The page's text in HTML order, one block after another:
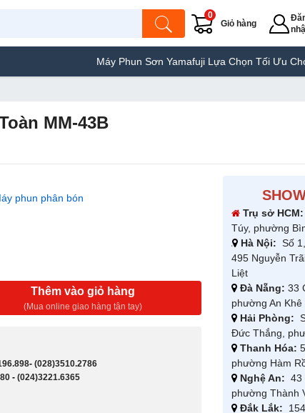
Giỏ hàng
0
Máy Phun Sơn Yamafuji Lựa Chọn Tối Ưu Cho Mọi Công
MM-43B
phun phân bón
Thêm vào giỏ hàng
(Mua online giao hàng tận tay)
-(028)3510.2786
-(024)3221.6365
Trụ sở HCM:
Túy, phường
Hà Nội: Số
495 Nguyễn
Liệt
Đà Nẵng: 33
phường An Khê
Hải Phòng:
Đức Thắng,
Thanh Hóa:
phường Hàm
Nghệ An: 43
phường Thành
Đắk Lắk: